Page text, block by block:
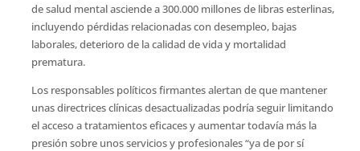
de salud mental asciende a 300.000 millones de libras esterlinas,
incluyendo pérdidas relacionadas con desempleo, bajas
laborales, deterioro de la calidad de vida y mortalidad
prematura.
Los responsables políticos firmantes alertan de que mantener
unas directrices clínicas desactualizadas podría seguir limitando
el acceso a tratamientos eficaces y aumentar todavía más la
presión sobre unos servicios y profesionales “ya de por sí